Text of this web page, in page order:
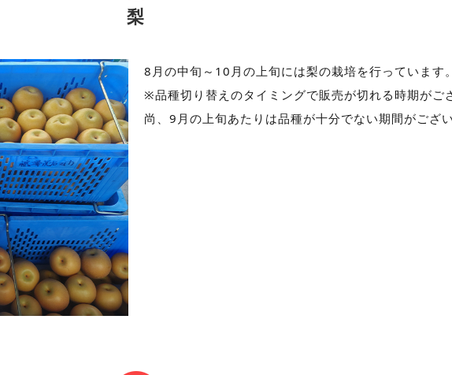
梨
8月の中旬～10月の上旬には梨の栽培を行っています。
※品種切り替えのタイミングで販売が切れる時期がご
尚、9月の上旬あたりは品種が十分でない期間がござい